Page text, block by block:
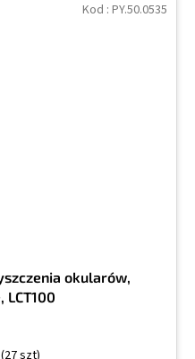
okularów,
LCT100
(27 szt)
Kod : PY.50.0535